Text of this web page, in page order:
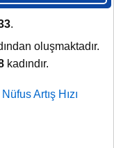
.
oluşmaktadır.
kadındır.
Artış Hızı